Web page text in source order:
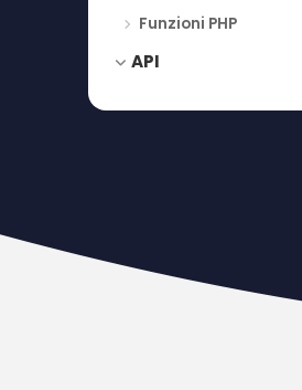
Funzioni PHP
API